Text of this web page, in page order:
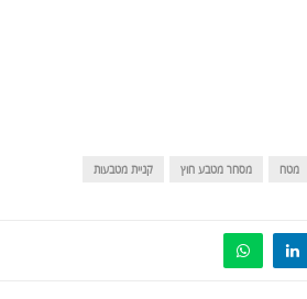
מטח מסחר מטבע חוץ קניית מטבעות